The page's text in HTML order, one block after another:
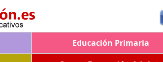
Educación Primaria